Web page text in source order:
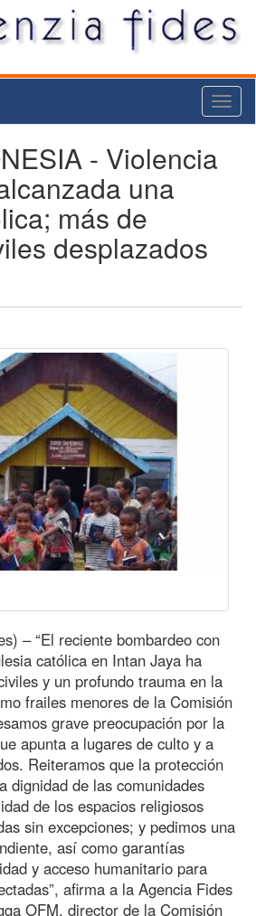
- Violencia
una
más de
desplazados
– “El reciente bombardeo con
católica en Intan Jaya ha
y un profundo trauma en la
frailes menores de la Comisión
grave preocupación por la
apunta a lugares de culto y a
Reiteramos que la protección
dignidad de las comunidades
de los espacios religiosos
sin excepciones; y pedimos una
así como garantías
y acceso humanitario para
afirma a la Agencia Fides
OFM, director de la Comisión